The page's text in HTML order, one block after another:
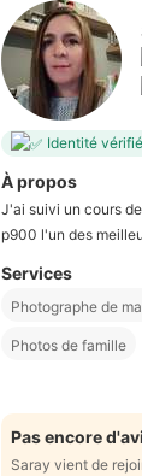
Identité
À propos
J'ai suivi un cours
p900 l'un des
Services
Photographe de
Photos de famille
Pas encore
Saray vient de